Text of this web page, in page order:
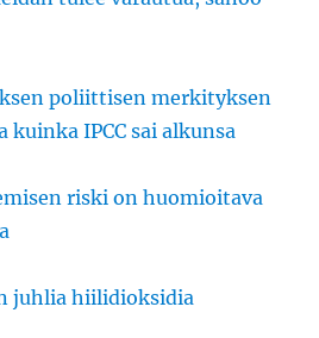
poliittisen merkityksen
IPCC sai alkunsa
riski on huomioitava
juhlia hiilidioksidia